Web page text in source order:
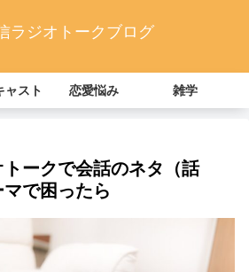
ラジオトークブログ
ャスト 恋愛悩み 雑学
ークで会話のネタ（話
で困ったら